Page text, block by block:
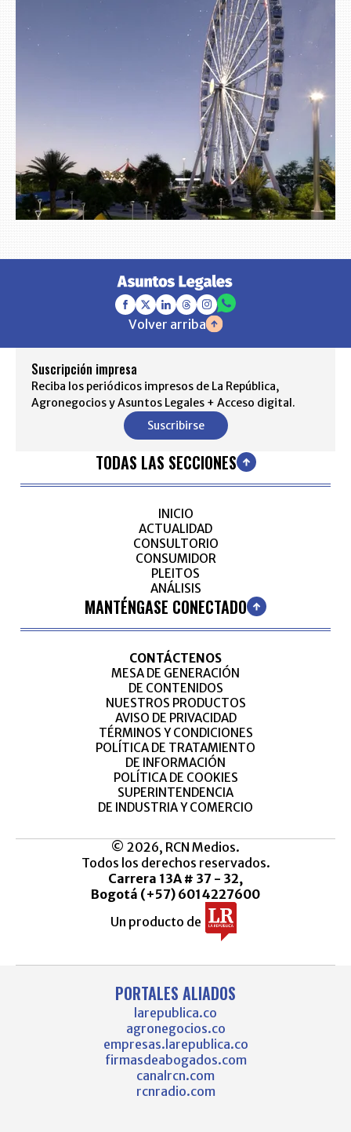
Volver arriba
Suscripción impresa
Reciba los periódicos impresos de La República,
Agronegocios y Asuntos Legales + Acceso digital.
Suscribirse
TODAS LAS SECCIONES
INICIO
ACTUALIDAD
CONSULTORIO
CONSUMIDOR
PLEITOS
ANÁLISIS
MANTÉNGASE CONECTADO
CONTÁCTENOS
MESA DE GENERACIÓN
DE CONTENIDOS
NUESTROS PRODUCTOS
AVISO DE PRIVACIDAD
TÉRMINOS Y CONDICIONES
POLÍTICA DE TRATAMIENTO
DE INFORMACIÓN
POLÍTICA DE COOKIES
SUPERINTENDENCIA
DE INDUSTRIA Y COMERCIO
© 2026, RCN Medios.
Todos los derechos reservados.
Carrera 13A # 37 - 32,
Bogotá (+57) 6014227600
Un producto de
PORTALES ALIADOS
larepublica.co
agronegocios.co
empresas.larepublica.co
firmasdeabogados.com
canalrcn.com
rcnradio.com